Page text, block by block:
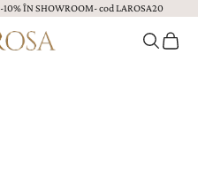
ÎN SHOWROOM- cod LAROSA20
ROSA CautăCoș